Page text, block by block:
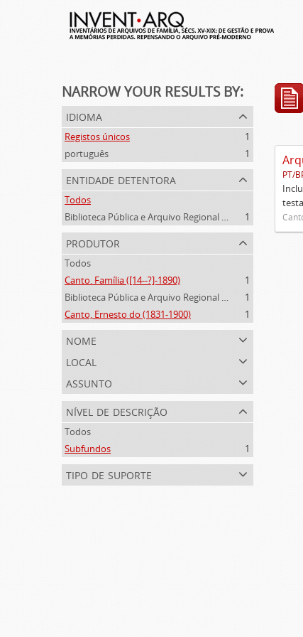
NARROW YOUR RESULTS BY:
idioma
Registos únicos
1
português
1
entidade detentora
Todos
Biblioteca Pública e Arquivo Regional de Ponta Delgada
1
produtor
Todos
Canto. Família ([14--?]-1890)
1
Biblioteca Pública e Arquivo Regional de Ponta Delgada (1841- )
1
Canto, Ernesto do (1831-1900)
1
nome
local
assunto
nível de descrição
Todos
Subfundos
1
tipo de suporte
PT/